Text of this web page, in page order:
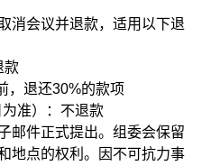
消会议并退款，适用以下退
款
，退还30%的款项
准）：不退款
邮件正式提出。组委会保留
地点的权利。因不可抗力事